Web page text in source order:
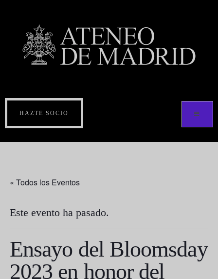
HAZTE SOCIO
« Todos los Eventos
Este evento ha pasado.
Ensayo del Bloomsday
2023 en honor del